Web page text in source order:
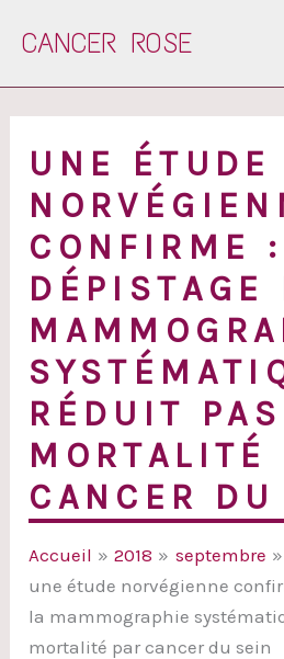
CANCER ROSE
UNE ÉTUDE
CONFIRME
DÉPISTAGE
RÉDUIT
MORTALITÉ
CANCER
Accueil 2018 septembre
une étude norvégienne
la mammographie
mortalité par cancer du sein